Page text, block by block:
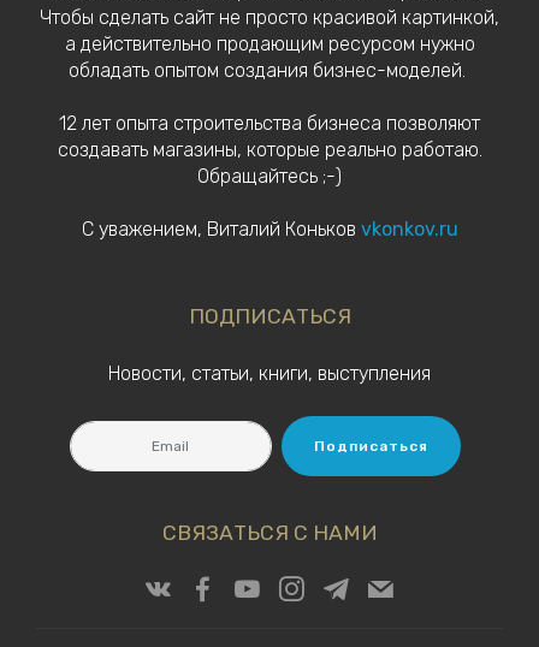
Чтобы сделать сайт не просто красивой картинкой,
а действительно продающим ресурсом нужно
обладать опытом создания бизнес-моделей.
12 лет опыта строительства бизнеса позволяют
создавать магазины, которые реально работаю.
Обращайтесь ;-)
С уважением, Виталий Коньков vkonkov.ru
ПОДПИСАТЬСЯ
Новости, статьи, книги, выступления
Подписаться
СВЯЗАТЬСЯ С НАМИ